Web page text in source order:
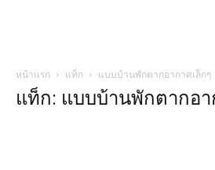
หน้าแรก แท็ก แบบบ้านพักตากอากาศเล็กๆ
แท็ก: แบบบ้านพักตากอา